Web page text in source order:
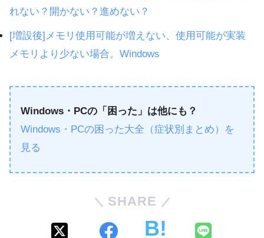
れない？開かない？進めない？
[増設後]メモリ使用可能が増えない、使用可能が実装
メモリより少ない場合。Windows
Windows・PCの「困った」は他にも？
Windows・PCの困った大全（症状別まとめ）を
見る
SHARE